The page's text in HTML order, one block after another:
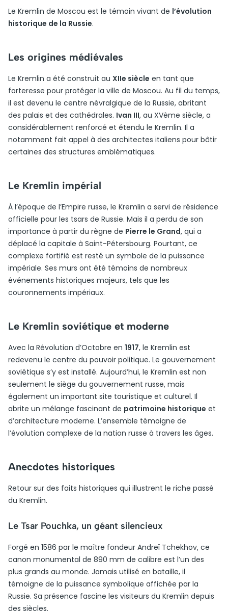
Le Kremlin de Moscou est le témoin vivant de l’évolution
historique de la Russie.
Les origines médiévales
Le Kremlin a été construit au XIIe siècle en tant que
forteresse pour protéger la ville de Moscou. Au fil du temps,
il est devenu le centre névralgique de la Russie, abritant
des palais et des cathédrales. Ivan III, au XVème siècle, a
considérablement renforcé et étendu le Kremlin. Il a
notamment fait appel à des architectes italiens pour bâtir
certaines des structures emblématiques.
Le Kremlin impérial
À l’époque de l’Empire russe, le Kremlin a servi de résidence
officielle pour les tsars de Russie. Mais il a perdu de son
importance à partir du règne de Pierre le Grand, qui a
déplacé la capitale à Saint-Pétersbourg. Pourtant, ce
complexe fortifié est resté un symbole de la puissance
impériale. Ses murs ont été témoins de nombreux
événements historiques majeurs, tels que les
couronnements impériaux.
Le Kremlin soviétique et moderne
Avec la Révolution d’Octobre en 1917, le Kremlin est
redevenu le centre du pouvoir politique. Le gouvernement
soviétique s’y est installé. Aujourd’hui, le Kremlin est non
seulement le siège du gouvernement russe, mais
également un important site touristique et culturel. Il
abrite un mélange fascinant de patrimoine historique et
d’architecture moderne. L’ensemble témoigne de
l’évolution complexe de la nation russe à travers les âges.
Anecdotes historiques
Retour sur des faits historiques qui illustrent le riche passé
du Kremlin.
Le Tsar Pouchka, un géant silencieux
Forgé en 1586 par le maître fondeur Andreï Tchekhov, ce
canon monumental de 890 mm de calibre est l’un des
plus grands au monde. Jamais utilisé en bataille, il
témoigne de la puissance symbolique affichée par la
Russie. Sa présence fascine les visiteurs du Kremlin depuis
des siècles.